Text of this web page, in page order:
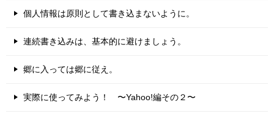
個人情報は原則として書き込まないように。
連続書き込みは、基本的に避けましょう。
郷に入っては郷に従え。
実際に使ってみよう！ 〜Yahoo!編その２〜